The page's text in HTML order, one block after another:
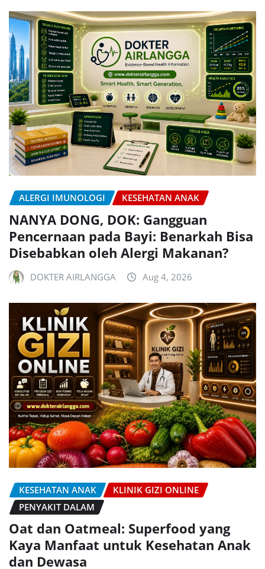
ALERGI IMUNOLOGI KESEHATAN ANAK
NANYA DONG, DOK: Gangguan
Pencernaan pada Bayi: Benarkah Bisa
Disebabkan oleh Alergi Makanan?
DOKTER AIRLANGGA Aug 4, 2026
KESEHATAN ANAK
KLINIK GIZI ONLINE
PENYAKIT DALAM
Oat dan Oatmeal: Superfood yang
Kaya Manfaat untuk Kesehatan Anak
dan Dewasa